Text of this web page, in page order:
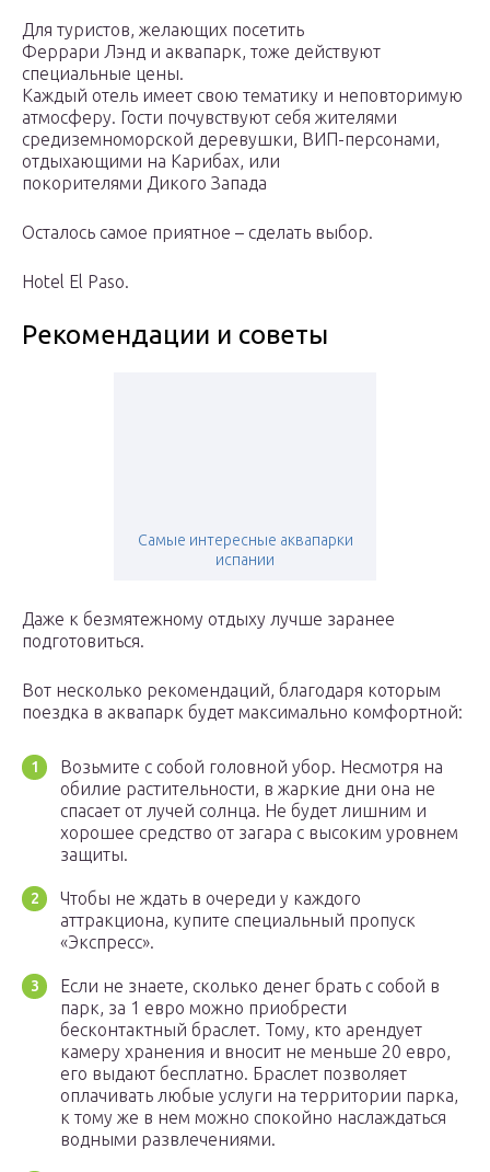
Для туристов, желающих посетить
Феррари Лэнд и аквапарк, тоже действуют
специальные цены.
Каждый отель имеет свою тематику и неповторимую
атмосферу. Гости почувствуют себя жителями
средиземноморской деревушки, ВИП-персонами,
отдыхающими на Карибах, или
покорителями Дикого Запада
Осталось самое приятное – сделать выбор.
Hotel El Paso.
Рекомендации и советы
Самые интересные аквапарки
испании
Даже к безмятежному отдыху лучше заранее
подготовиться.
Вот несколько рекомендаций, благодаря которым
поездка в аквапарк будет максимально комфортной:
Возьмите с собой головной убор. Несмотря на
обилие растительности, в жаркие дни она не
спасает от лучей солнца. Не будет лишним и
хорошее средство от загара с высоким уровнем
защиты.
Чтобы не ждать в очереди у каждого
аттракциона, купите специальный пропуск
«Экспресс».
Если не знаете, сколько денег брать с собой в
парк, за 1 евро можно приобрести
бесконтактный браслет. Тому, кто арендует
камеру хранения и вносит не меньше 20 евро,
его выдают бесплатно. Браслет позволяет
оплачивать любые услуги на территории парка,
к тому же в нем можно спокойно наслаждаться
водными развлечениями.